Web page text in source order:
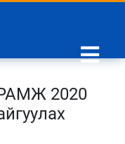
2020